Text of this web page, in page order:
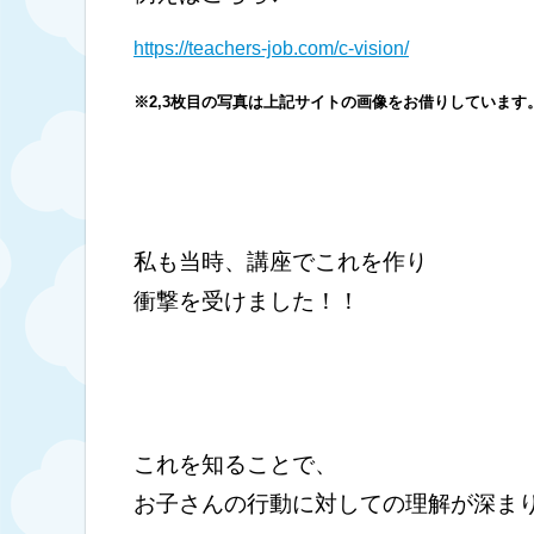
https://teachers-job.com/c-vision/
※2,3枚目の写真は上記サイトの画像をお借りしています。
私も当時、講座でこれを作り
衝撃を受けました！！
これを知ることで、
お子さんの行動に対しての理解が深ま